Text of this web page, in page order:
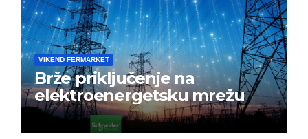
VIKEND FERMARKET
Brže priključenje na
elektroenergetsku mrežu